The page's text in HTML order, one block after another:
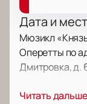
Дата и
Мюзикл
Оперетты по
Дмитровка, д.
уточните
Читать